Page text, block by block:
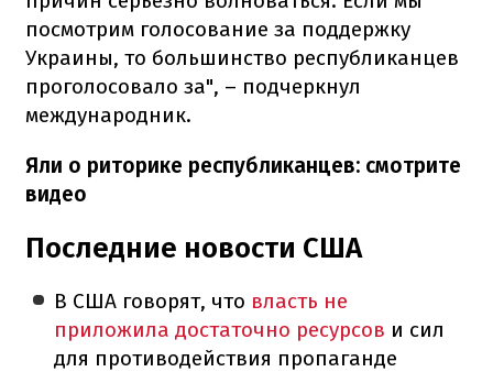
посмотрим голосование за поддержку
Украины, то большинство республиканцев
проголосовало за", – подчеркнул
международник.
Яли о риторике республиканцев: смотрите
видео
Последние новости США
В США говорят, что власть не
приложила достаточно ресурсов и сил
для противодействия пропаганде